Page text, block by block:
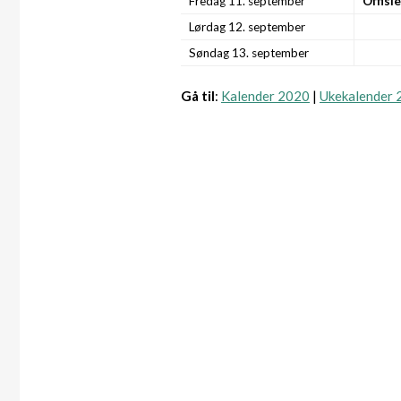
Lørdag 12. september
Søndag 13. september
Gå til: Kalender 2020 | Ukekalender